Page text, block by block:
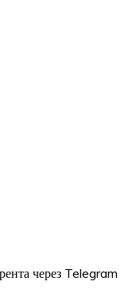
через Telegram